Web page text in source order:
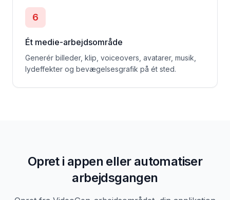
6
Ét medie-arbejdsområde
Generér billeder, klip, voiceovers, avatarer, musik,
lydeffekter og bevægelsesgrafik på ét sted.
Opret i appen eller automatiser
arbejdsgangen